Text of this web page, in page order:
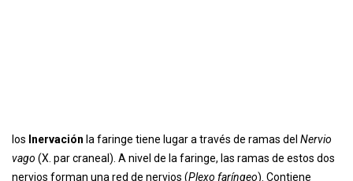
los Inervación la faringe tiene lugar a través de ramas del Nervio
vago (X. par craneal). A nivel de la faringe, las ramas de estos dos
nervios forman una red de nervios (Plexo faríngeo). Contiene